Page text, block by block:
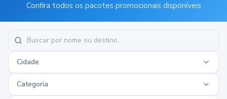
Confira todos os pacotes promocionais disponíveis
Cidade
Categoria